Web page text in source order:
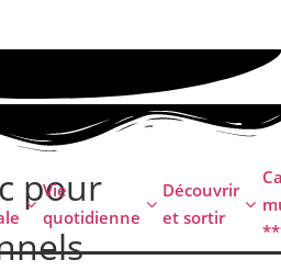
Vie
quotidienne
Découvrir
et sortir
pour